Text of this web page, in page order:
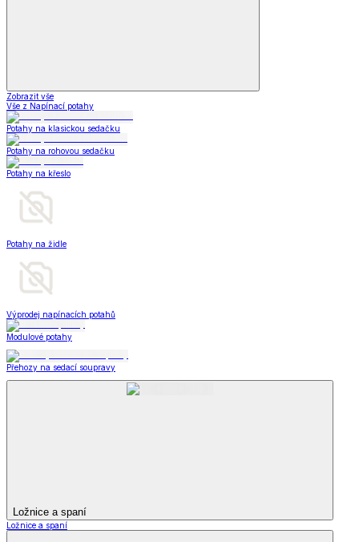
Zobrazit vše
Vše z Napínací potahy
Potahy na klasickou sedačku
Potahy na rohovou sedačku
Potahy na křeslo
Potahy na židle
Výprodej napínacích potahů
Modulové potahy
Přehozy na sedací soupravy
Ložnice a spaní
Ložnice a spaní